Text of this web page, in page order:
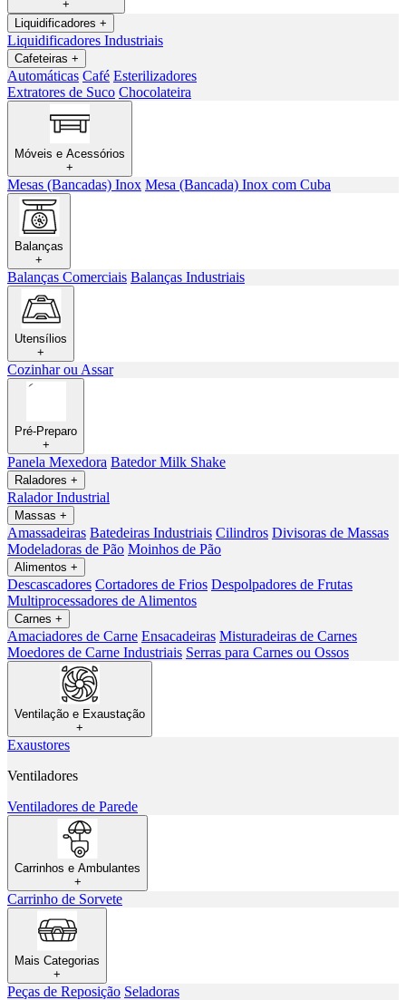
+
Liquidificadores +
Liquidificadores Industriais
Cafeteiras +
Automáticas Café Esterilizadores
Extratores de Suco Chocolateira
Móveis e Acessórios
+
Mesas (Bancadas) Inox Mesa (Bancada) Inox com Cuba
Balanças
+
Balanças Comerciais Balanças Industriais
Utensílios
+
Cozinhar ou Assar
Pré-Preparo
+
Panela Mexedora Batedor Milk Shake
Raladores +
Ralador Industrial
Massas +
Amassadeiras Batedeiras Industriais Cilindros Divisoras de Massas
Modeladoras de Pão Moinhos de Pão
Alimentos +
Descascadores Cortadores de Frios Despolpadores de Frutas
Multiprocessadores de Alimentos
Carnes +
Amaciadores de Carne Ensacadeiras Misturadeiras de Carnes
Moedores de Carne Industriais Serras para Carnes ou Ossos
Ventilação e Exaustação
+
Exaustores
Ventiladores
Ventiladores de Parede
Carrinhos e Ambulantes
+
Carrinho de Sorvete
Mais Categorias
+
Peças de Reposição Seladoras